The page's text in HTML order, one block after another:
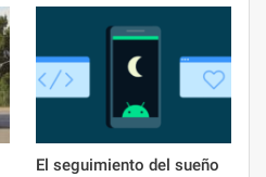
El seguimiento del sueño